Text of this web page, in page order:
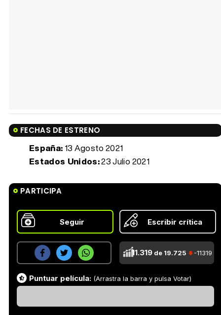
FECHAS DE ESTRENO
España: 13 Agosto 2021
Estados Unidos:23 Julio 2021
PARTICIPA
Seguir Escribir crítica
11.319de 19.725 -11319
Puntuar película: (Arrastra la barra y pulsa Votar)